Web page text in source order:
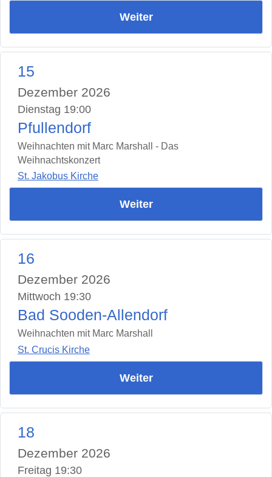
Weiter
15
Dezember 2026
Dienstag 19:00
Pfullendorf
Weihnachten mit Marc Marshall - Das
Weihnachtskonzert
St. Jakobus Kirche
Weiter
16
Dezember 2026
Mittwoch 19:30
Bad Sooden-Allendorf
Weihnachten mit Marc Marshall
St. Crucis Kirche
Weiter
18
Dezember 2026
Freitag 19:30